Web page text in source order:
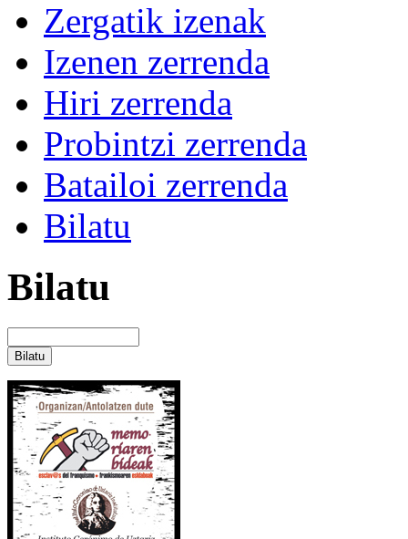
Zergatik izenak
Izenen zerrenda
Hiri zerrenda
Probintzi zerrenda
Batailoi zerrenda
Bilatu
Bilatu